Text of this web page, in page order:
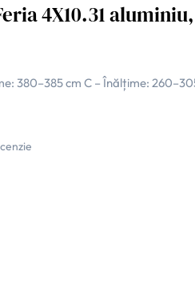
4X10.31
380–385 cm C – Înălțime: